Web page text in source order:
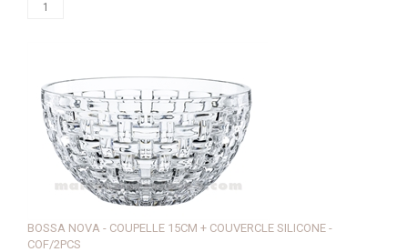
BOSSA NOVA - COUPELLE 15CM + COUVERCLE SILICONE -
COF/2PCS